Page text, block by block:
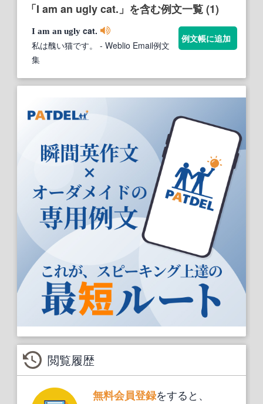
「I am an ugly cat.」を含む例文一覧 (1)
I am an ugly cat.
私は醜い猫です。
- Weblio Email例文
集
例文帳に追加
閲覧履歴
無料会員登録をすると、